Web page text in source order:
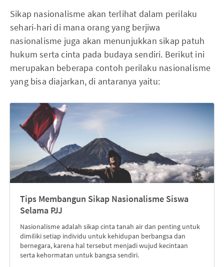
Sikap nasionalisme akan terlihat dalam perilaku
sehari-hari di mana orang yang berjiwa
nasionalisme juga akan menunjukkan sikap patuh
hukum serta cinta pada budaya sendiri. Berikut ini
merupakan beberapa contoh perilaku nasionalisme
yang bisa diajarkan, di antaranya yaitu:
Tips Membangun Sikap Nasionalisme Siswa
Selama PJJ
Nasionalisme adalah sikap cinta tanah air dan penting untuk
dimiliki setiap individu untuk kehidupan berbangsa dan
bernegara, karena hal tersebut menjadi wujud kecintaan
serta kehormatan untuk bangsa sendiri.